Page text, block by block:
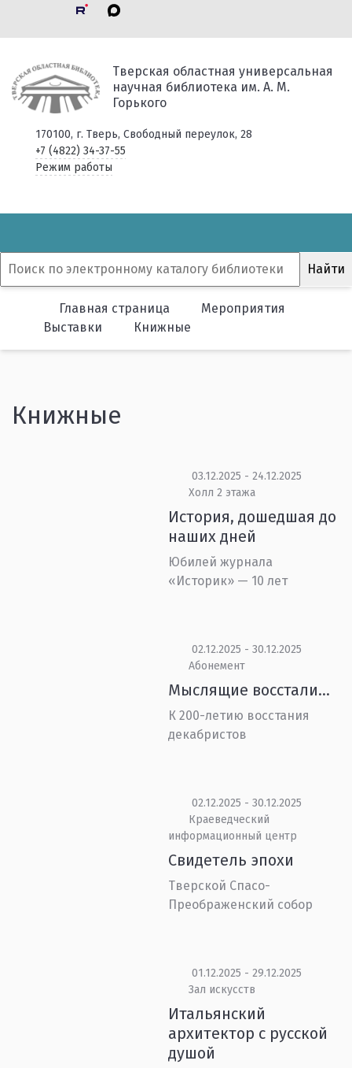
Тверская областная универсальная
научная библиотека им. А. М.
Горького
170100, г. Тверь, Свободный переулок, 28
+7 (4822) 34-37-55
Режим работы
Главная страница
Мероприятия
Выставки
Книжные
Книжные
03.12.2025 - 24.12.2025
Холл 2 этажа
История, дошедшая до
наших дней
Юбилей журнала
«Историк» — 10 лет
02.12.2025 - 30.12.2025
Абонемент
Мыслящие восстали…
К 200-летию восстания
декабристов
02.12.2025 - 30.12.2025
Краеведческий
информационный центр
Свидетель эпохи
Тверской Спасо-
Преображенский собор
01.12.2025 - 29.12.2025
Зал искусств
Итальянский
архитектор с русской
душой